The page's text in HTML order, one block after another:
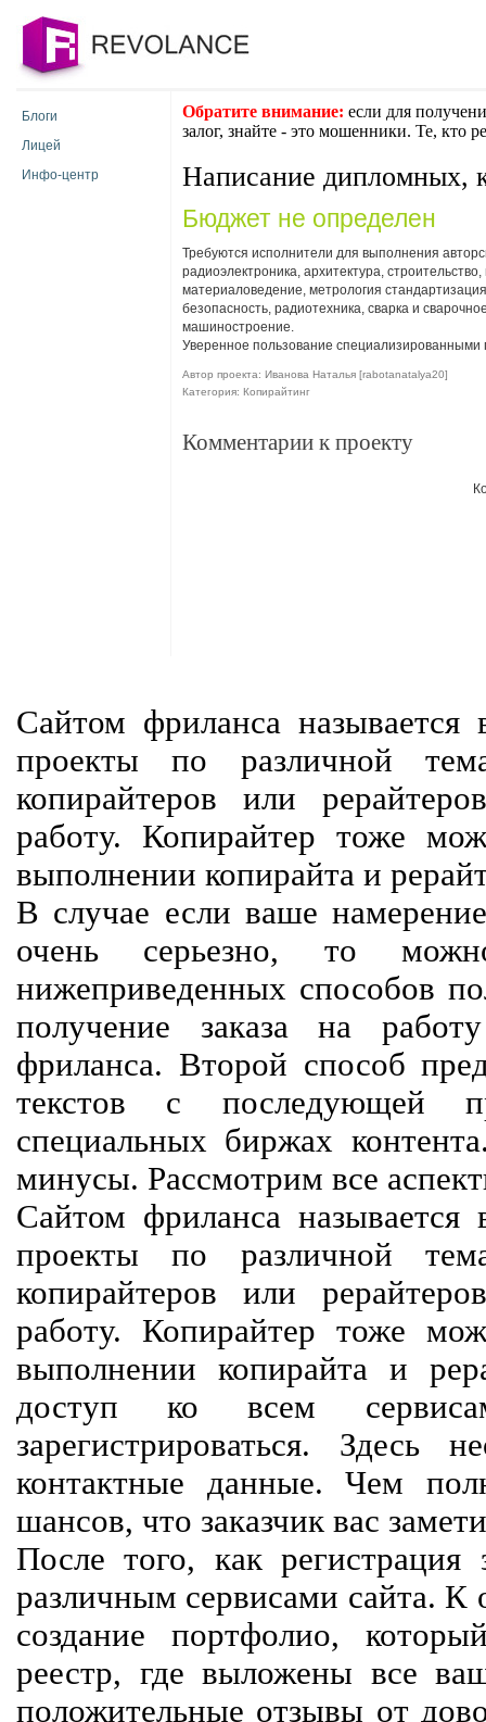
Блоги
Лицей
Инфо-центр
Обратите внимание: если для
залог, знайте - это мошенники. Те, кто
Написание дипломных,
Бюджет не определен
Требуются исполнители для выполнения
радиоэлектроника, архитектура,
материаловедение, метрология
безопасность, радиотехника, сварка и
машиностроение.
Уверенное пользование
Автор проекта: Иванова Наталья [rabotanatalya20]
Категория: Копирайтинг
Комментарии к проекту
Сайтом фриланса называется
проекты по различной
копирайтеров или
работу. Копирайтер тоже
выполнении копирайта и
В случае если ваше
очень серьезно, то
нижеприведенных способов
получение заказа на
фриланса. Второй способ
текстов с последующей
специальных биржах
минусы. Рассмотрим все
Сайтом фриланса называется
проекты по различной
копирайтеров или
работу. Копирайтер тоже
выполнении копирайта и
доступ ко всем
зарегистрироваться. Здесь
контактные данные. Чем
шансов, что заказчик вас
После того, как регистрация
различным сервисами сайта. К
создание портфолио,
реестр, где выложены все
положительные отзывы от